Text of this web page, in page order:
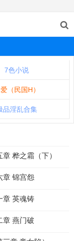
7色小说
（民国H）
品淫乱合集
桦之霜（下）
章 锦宫怨
章 英魂铸
章 燕门破